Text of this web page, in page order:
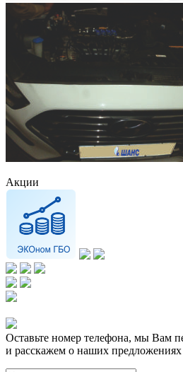
Акции
Оставьте номер телефона, мы Вам
и расскажем о наших предложениях